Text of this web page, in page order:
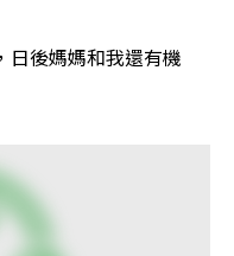
日後媽媽和我還有機